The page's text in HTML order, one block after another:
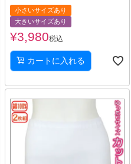
小さいサイズあり
大きいサイズあり
¥3,980税込
カートに入れる